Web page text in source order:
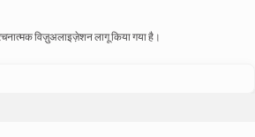
विज़ुअलाइज़ेशन लागू किया गया है।